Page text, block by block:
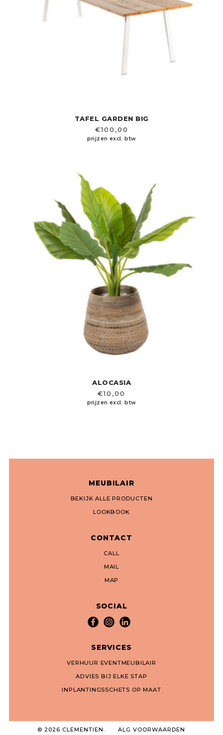
TAFEL GARDEN BIG
€100,00
prijzen excl. btw
ALOCASIA
€10,00
prijzen excl. btw
MEUBILAIR
BEKIJK ALLE PRODUCTEN
LOOKBOOK
CONTACT
CALL
MAIL
MAP
SOCIAL
SERVICES
VERHUUR EVENTMEUBILAIR
ADVIES BIJ ELKE STAP
INPLANTINGSSCHETS OP MAAT
© 2026 CLEMENTIEN. ALG VOORWAARDEN